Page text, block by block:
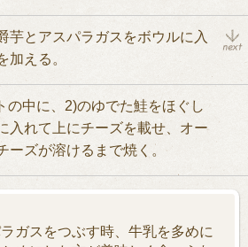
芋とアスパラガスをボウルに入
加える。
の中に、2)のゆでた鮭をほぐし
入れて上にチーズを載せ、オー
ーズが溶けるまで焼く。
ガスをつぶす時、牛乳を多めに